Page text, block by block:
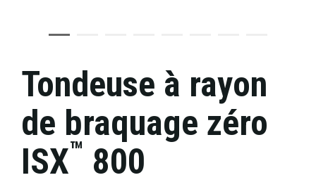
Tondeuse à rayon
de braquage zéro
ISX™ 800